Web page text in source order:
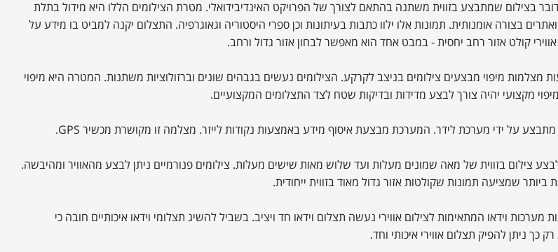
בצילום שמתבצע בזווית משתנה בהתאם לצורך של הפרויקט האינדיבידואלי. מטרת הצילומים הללו היא מידול בתלת
בצורה אומנותית. תמונות אלו ילוו כתבות בעיתונות וכן ספרי היסטוריה וגאוגרפיה. התצלום יקנה למביט בו מידע על
קולט אזור רחב יחסית - במבט אחד הוא מאפשר לבחון אזור גדול ורחב.
מצלמות מיפוי מבצעים צילומים בניצב לקרקע. הצילומים נעשים בגבהים שונים וברזולוציות משתנות. המטרה היא מיפוי
מקצועי יהיה צורך לבצע מדידות ובדיקות שטח לצד התצלומים המקצועיים.
מתבצע על ידי מערכת לידר. המערכת מבצעת איסוף מידע באמצעות נקודות לייזר. מצלמה זו מקושרת מכשיר GPS
.
לבצע צילום בזווית של מאה שמונים מעלות ועד שלוש מאות שישים מעלות. צילומים פנורמיים ניתן לבצע מהאוויר ומהיבשה.
שמציעה תמונות שקולטות אזור גדול מאוד בזווית ייחודית.
מערכות וידאו המתאימות לצילום אווירי נעשה תצלום וידאו חד ויציב. בשביל להשיג תצלומי וידאו איכותיים חובה כי
כך ניתן להפיק תצלום אווירי איכותי וחד.